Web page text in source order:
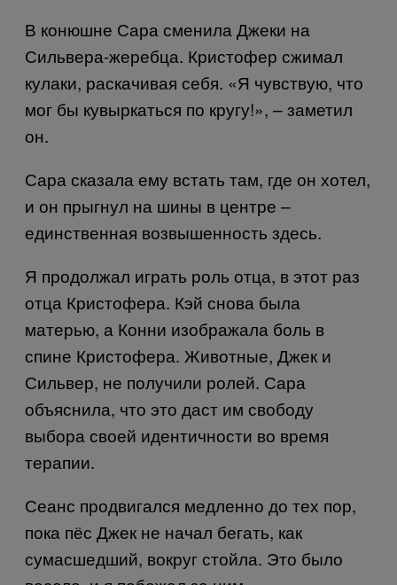
В конюшне Сара сменила Джеки на
Сильвера-жеребца. Кристофер сжимал
кулаки, раскачивая себя. «Я чувствую, что
мог бы кувыркаться по кругу!», – заметил
он.
Сара сказала ему встать там, где он хотел,
и он прыгнул на шины в центре –
единственная возвышенность здесь.
Я продолжал играть роль отца, в этот раз
отца Кристофера. Кэй снова была
матерью, а Конни изображала боль в
спине Кристофера. Животные, Джек и
Сильвер, не получили ролей. Сара
объяснила, что это даст им свободу
выбора своей идентичности во время
терапии.
Сеанс продвигался медленно до тех пор,
пока пёс Джек не начал бегать, как
сумасшедший, вокруг стойла. Это было